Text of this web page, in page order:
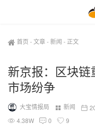
首页 -文章-新闻 - 正文
新京报：区块
市场纷争
大宝情报局 新闻
4.38W
0 9